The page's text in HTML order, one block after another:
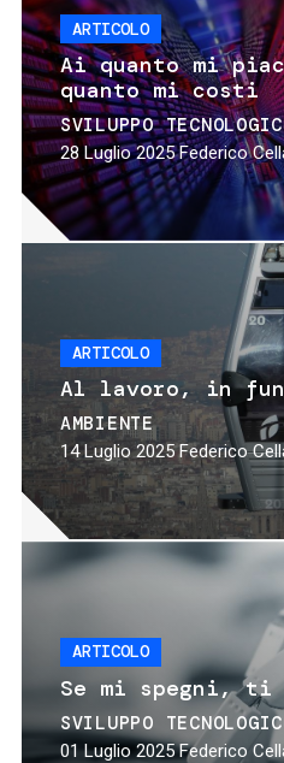
ARTICOLO
Ai quanto mi
quanto mi costi
SVILUPPO
28 Luglio 2025 Federico
ARTICOLO
Al lavoro, in
AMBIENTE
14 Luglio 2025 Federico
ARTICOLO
Se mi spegni, ti
SVILUPPO
01 Luglio 2025 Federico